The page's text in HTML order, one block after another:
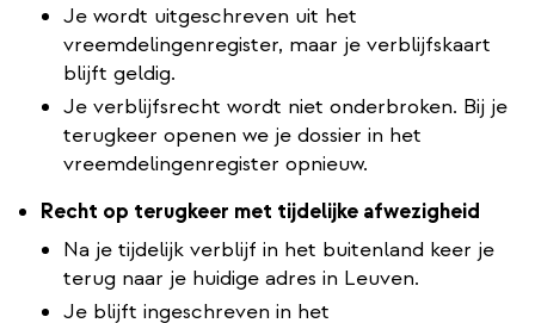
Je wordt uitgeschreven uit het
vreemdelingenregister, maar je verblijfskaart
blijft geldig.
Je verblijfsrecht wordt niet onderbroken. Bij je
terugkeer openen we je dossier in het
vreemdelingenregister opnieuw.
Recht op terugkeer met tijdelijke afwezigheid
Na je tijdelijk verblijf in het buitenland keer je
terug naar je huidige adres in Leuven.
Je blijft ingeschreven in het